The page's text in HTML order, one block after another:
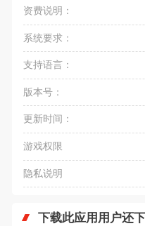
资费说明：
系统要求：
支持语言：
版本号：
更新时间：
游戏权限
隐私说明
下载此应用用户还